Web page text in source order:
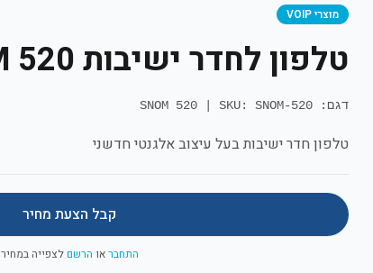
מוצרי VOIP
טלפון לחדר ישיבות 520 SNOM
דגם: SNOM 520 SKU: SNOM-520
טלפון חדר ישיבות בעל עיצוב אלגנטי חדשני
קבל הצעת מחיר
התחבראו הרשםלצפייה במחיר